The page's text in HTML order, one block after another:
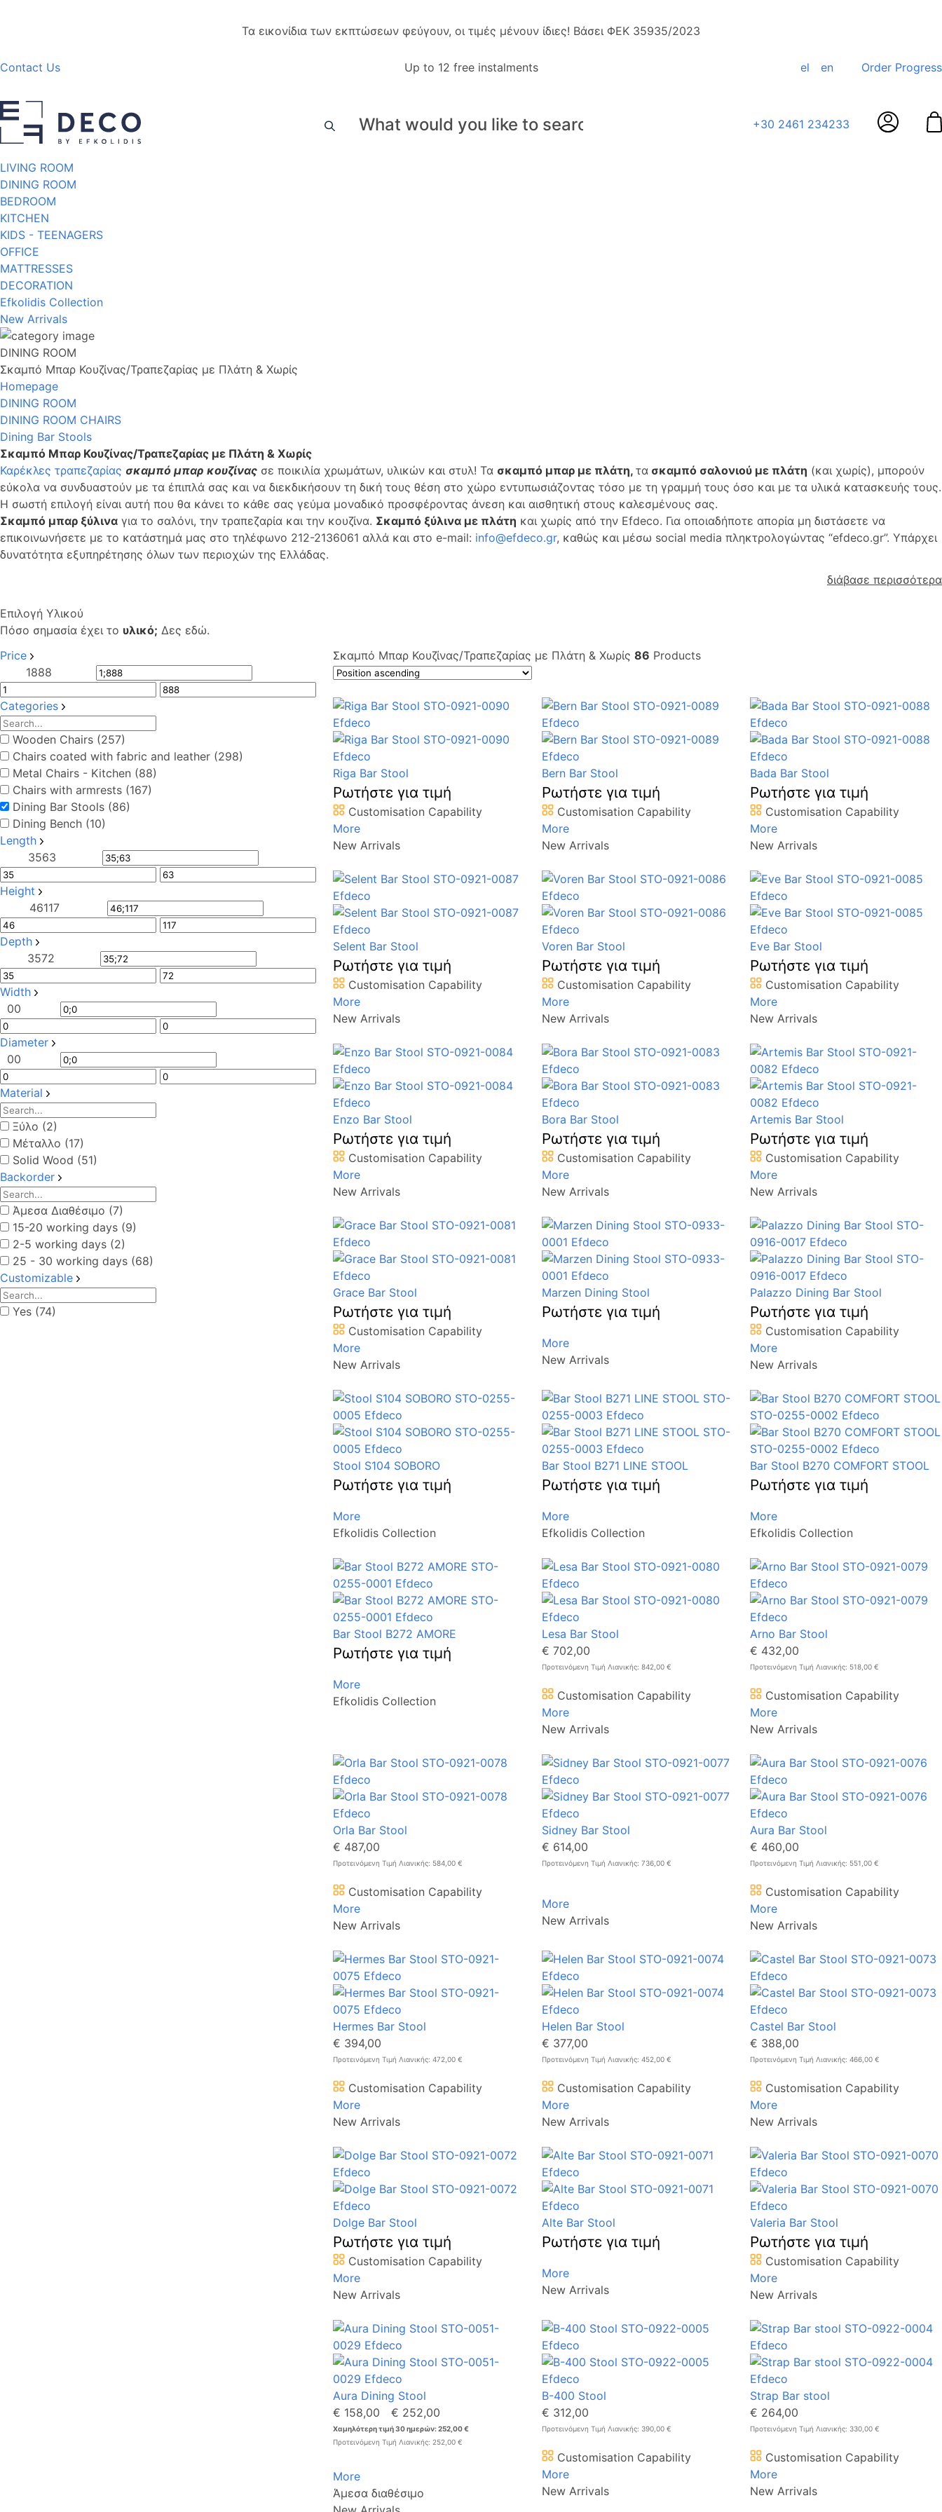
Τα εικονίδια των εκπτώσεων φεύγουν, οι τιμές μένουν ίδιες! Βάσει ΦΕΚ 35935/2023
Contact Us Up to 12 free instalments el en Order Progress
+30 2461 234233
LIVING ROOM
DINING ROOM
BEDROOM
KITCHEN
KIDS - TEENAGERS
OFFICE
MATTRESSES
DECORATION
Efkolidis Collection
New Arrivals
DINING ROOM
Σκαμπό Μπαρ Κουζίνας/Τραπεζαρίας με Πλάτη & Χωρίς
Homepage
DINING ROOM
DINING ROOM CHAIRS
Dining Bar Stools
Σκαμπό Μπαρ Κουζίνας/Τραπεζαρίας με Πλάτη & Χωρίς
Καρέκλες τραπεζαρίας σκαμπό μπαρ κουζίνας σε ποικιλία χρωμάτων, υλικών και στυλ! Τα σκαμπό μπαρ με πλάτη, τα σκαμπό σαλονιού με πλάτη (και χωρίς), μπορούν
εύκολα να συνδυαστούν με τα έπιπλά σας και να διεκδικήσουν τη δική τους θέση στο χώρο εντυπωσιάζοντας τόσο με τη γραμμή τους όσο και με τα υλικά κατασκευής τους.
Η σωστή επιλογή είναι αυτή που θα κάνει το κάθε σας γεύμα μοναδικό προσφέροντας άνεση και αισθητική στους καλεσμένους σας.
Σκαμπό μπαρ ξύλινα για το σαλόνι, την τραπεζαρία και την κουζίνα. Σκαμπό ξύλινα με πλάτη και χωρίς από την Efdeco. Για οποιαδήποτε απορία μη διστάσετε να
επικοινωνήσετε με το κατάστημά μας στο τηλέφωνο 212-2136061 αλλά και στο e-mail: info@efdeco.gr, καθώς και μέσω social media πληκτρολογώντας “efdeco.gr”. Υπάρχει
δυνατότητα εξυπηρέτησης όλων των περιοχών της Ελλάδας.
διάβασε περισσότερα
Επιλογή Υλικού
Πόσο σημασία έχει το υλικό; Δες εδώ.
Price
1888
Categories
Wooden Chairs (257)
Chairs coated with fabric and leather (298)
Metal Chairs - Kitchen (88)
Chairs with armrests (167)
Dining Bar Stools (86)
Dining Bench (10)
Length
3563
Height
46117
Depth
3572
Width
00
Diameter
00
Material
Ξύλο (2)
Μέταλλο (17)
Solid Wood (51)
Backorder
Άμεσα Διαθέσιμο (7)
15-20 working days (9)
2-5 working days (2)
25 - 30 working days (68)
Customizable
Yes (74)
Σκαμπό Μπαρ Κουζίνας/Τραπεζαρίας με Πλάτη & Χωρίς 86 Products
Riga Bar Stool
Ρωτήστε για τιμή
Customisation Capability
More
New Arrivals
Bern Bar Stool
Ρωτήστε για τιμή
Customisation Capability
More
New Arrivals
Bada Bar Stool
Ρωτήστε για τιμή
Customisation Capability
More
New Arrivals
Selent Bar Stool
Ρωτήστε για τιμή
Customisation Capability
More
New Arrivals
Voren Bar Stool
Ρωτήστε για τιμή
Customisation Capability
More
New Arrivals
Eve Bar Stool
Ρωτήστε για τιμή
Customisation Capability
More
New Arrivals
Enzo Bar Stool
Ρωτήστε για τιμή
Customisation Capability
More
New Arrivals
Bora Bar Stool
Ρωτήστε για τιμή
Customisation Capability
More
New Arrivals
Artemis Bar Stool
Ρωτήστε για τιμή
Customisation Capability
More
New Arrivals
Grace Bar Stool
Ρωτήστε για τιμή
Customisation Capability
More
New Arrivals
Marzen Dining Stool
Ρωτήστε για τιμή
More
New Arrivals
Palazzo Dining Bar Stool
Ρωτήστε για τιμή
Customisation Capability
More
New Arrivals
Stool S104 SOBORO
Ρωτήστε για τιμή
More
Efkolidis Collection
Bar Stool B271 LINE STOOL
Ρωτήστε για τιμή
More
Efkolidis Collection
Bar Stool B270 COMFORT STOOL
Ρωτήστε για τιμή
More
Efkolidis Collection
Bar Stool B272 AMORE
Ρωτήστε για τιμή
More
Efkolidis Collection
Lesa Bar Stool
€ 702,00
Προτεινόμενη Τιμή Λιανικής: 842,00 €
Customisation Capability
More
New Arrivals
Arno Bar Stool
€ 432,00
Προτεινόμενη Τιμή Λιανικής: 518,00 €
Customisation Capability
More
New Arrivals
Orla Bar Stool
€ 487,00
Προτεινόμενη Τιμή Λιανικής: 584,00 €
Customisation Capability
More
New Arrivals
Sidney Bar Stool
€ 614,00
Προτεινόμενη Τιμή Λιανικής: 736,00 €
More
New Arrivals
Aura Bar Stool
€ 460,00
Προτεινόμενη Τιμή Λιανικής: 551,00 €
Customisation Capability
More
New Arrivals
Hermes Bar Stool
€ 394,00
Προτεινόμενη Τιμή Λιανικής: 472,00 €
Customisation Capability
More
New Arrivals
Helen Bar Stool
€ 377,00
Προτεινόμενη Τιμή Λιανικής: 452,00 €
Customisation Capability
More
New Arrivals
Castel Bar Stool
€ 388,00
Προτεινόμενη Τιμή Λιανικής: 466,00 €
Customisation Capability
More
New Arrivals
Dolge Bar Stool
Ρωτήστε για τιμή
Customisation Capability
More
New Arrivals
Alte Bar Stool
Ρωτήστε για τιμή
More
New Arrivals
Valeria Bar Stool
Ρωτήστε για τιμή
Customisation Capability
More
New Arrivals
Aura Dining Stool
€ 158,00
€ 252,00
Χαμηλότερη τιμή 30 ημερών: 252,00 €
Προτεινόμενη Τιμή Λιανικής: 252,00 €
More
Άμεσα διαθέσιμο
B-400 Stool
€ 312,00
Προτεινόμενη Τιμή Λιανικής: 390,00 €
Customisation Capability
More
New Arrivals
Strap Bar stool
€ 264,00
Προτεινόμενη Τιμή Λιανικής: 330,00 €
Customisation Capability
More
New Arrivals